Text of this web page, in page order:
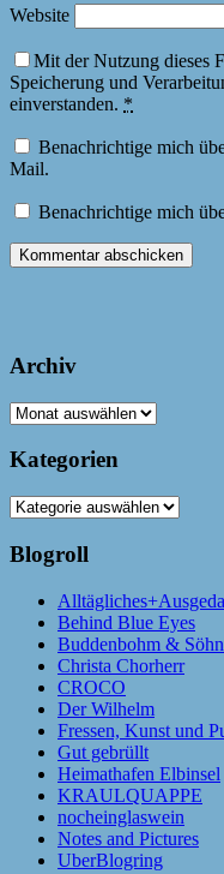
Website
Mit der Nutzung dieses
Speicherung und
einverstanden. *
Benachrichtige mich
Mail.
Benachrichtige mich
Archiv
Archiv
Kategorien
Kategorien
Blogroll
Behind Blue Eyes
Buddenbohm &
Christa Chorherr
CROCO
Der Wilhelm
Fressen, Kunst und
Gut gebrüllt
Heimathafen Elbinsel
KRAULQUAPPE
nocheinglaswein
Notes and Pictures
UberBlogring